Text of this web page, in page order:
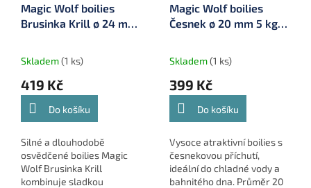
Magic Wolf boilies
Brusinka Krill ø 24 mm
Skladem(1 ks)
419 Kč
Do košíku
Silné a dlouhodobě
osvědčené boilies Magic
Wolf Brusinka Krill
kombinuje sladkou
Magic Wolf boilies
Česnek ø 20 mm 5 kg
Skladem(1 ks)
399 Kč
Do košíku
Vysoce atraktivní boilies s
česnekovou příchutí,
ideální do chladné vody a
bahnitého dna. Průměr 20